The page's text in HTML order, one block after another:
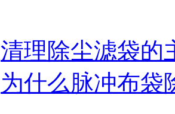
清理除尘滤袋的
为什么脉冲布袋